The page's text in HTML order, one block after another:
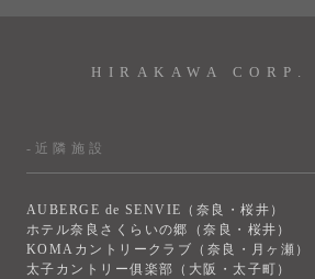
HIRAKAWA CORP.
-近隣施設
AUBERGE de SENVIE（奈良・桜井）
ホテル奈良さくらいの郷（奈良・桜井）
KOMAカントリークラブ（奈良・月ヶ瀬）
太子カントリー俱楽部（大阪・太子町）